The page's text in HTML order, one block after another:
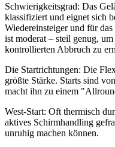
Schwierigkeitsgrad: Das
klassifiziert und eignet sich
Wiedereinsteiger und für
ist moderat – steil genug,
kontrollierten Abbruch zu
Die Startrichtungen: Die
größte Stärke. Starts sind
macht ihn zu einem
West-Start: Oft thermisch
aktives Schirmhandling
unruhig machen können.